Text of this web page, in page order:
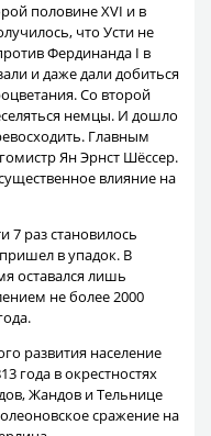
половине XVI и в
что Усти не
Фердинанда I в
и даже дали добиться
Со второй
немцы. И дошло
Главным
Ян Эрнст Шёссер.
влияние на
7 раз становилось
в упадок. В
оставался лишь
не более 2000
развития население
года в окрестностях
Жандов и Тельнице
сражение на